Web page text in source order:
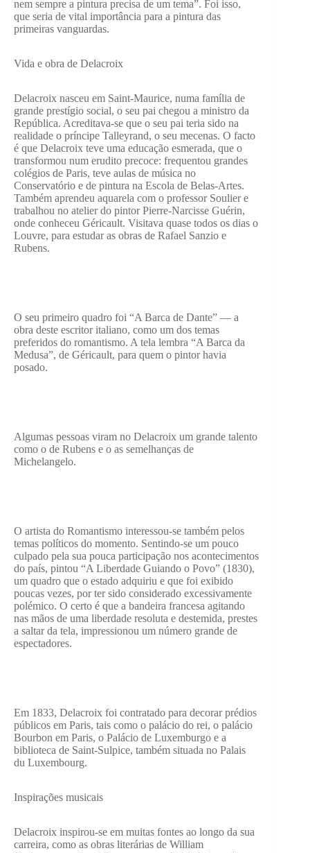
nem sempre a pintura precisa de um tema”. Foi isso,
que seria de vital importância para a pintura das
primeiras vanguardas.
Vida e obra de Delacroix
Delacroix nasceu em Saint-Maurice, numa família de
grande prestígio social, o seu pai chegou a ministro da
República. Acreditava-se que o seu pai teria sido na
realidade o príncipe Talleyrand, o seu mecenas. O facto
é que Delacroix teve uma educação esmerada, que o
transformou num erudito precoce: frequentou grandes
colégios de Paris, teve aulas de música no
Conservatório e de pintura na Escola de Belas-Artes.
Também aprendeu aquarela com o professor Soulier e
trabalhou no atelier do pintor Pierre-Narcisse Guérin,
onde conheceu Géricault. Visitava quase todos os dias o
Louvre, para estudar as obras de Rafael Sanzio e
Rubens.
O seu primeiro quadro foi “A Barca de Dante” — a
obra deste escritor italiano, como um dos temas
preferidos do romantismo. A tela lembra “A Barca da
Medusa”, de Géricault, para quem o pintor havia
posado.
Algumas pessoas viram no Delacroix um grande talento
como o de Rubens e o as semelhanças de
Michelangelo.
O artista do Romantismo interessou-se também pelos
temas políticos do momento. Sentindo-se um pouco
culpado pela sua pouca participação nos acontecimentos
do país, pintou “A Liberdade Guiando o Povo” (1830),
um quadro que o estado adquiriu e que foi exibido
poucas vezes, por ter sido considerado excessivamente
polémico. O certo é que a bandeira francesa agitando
nas mãos de uma liberdade resoluta e destemida, prestes
a saltar da tela, impressionou um número grande de
espectadores.
Em 1833, Delacroix foi contratado para decorar prédios
públicos em Paris, tais como o palácio do rei, o palácio
Bourbon em Paris, o Palácio de Luxemburgo e a
biblioteca de Saint-Sulpice, também situada no Palais
du Luxembourg.
Inspirações musicais
Delacroix inspirou-se em muitas fontes ao longo da sua
carreira, como as obras literárias de William